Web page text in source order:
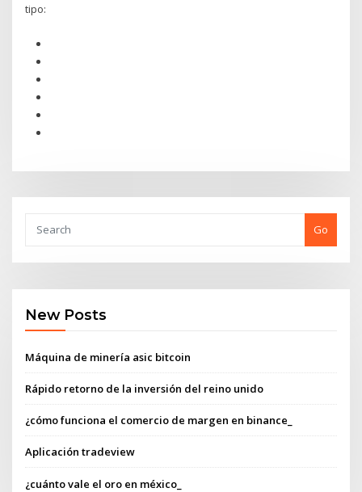
tipo:
Go
New Posts
Máquina de minería asic bitcoin
Rápido retorno de la inversión del reino unido
¿cómo funciona el comercio de margen en binance_
Aplicación tradeview
¿cuánto vale el oro en méxico_